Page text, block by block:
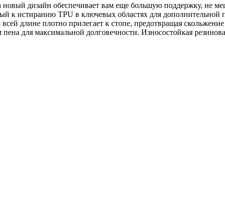
дизайн обеспечивает вам еще большую поддержку, не
к истиранию TPU в ключевых областях для
длине плотно прилегает к стопе, предотвращая
для максимальной долговечности. Износостойкая